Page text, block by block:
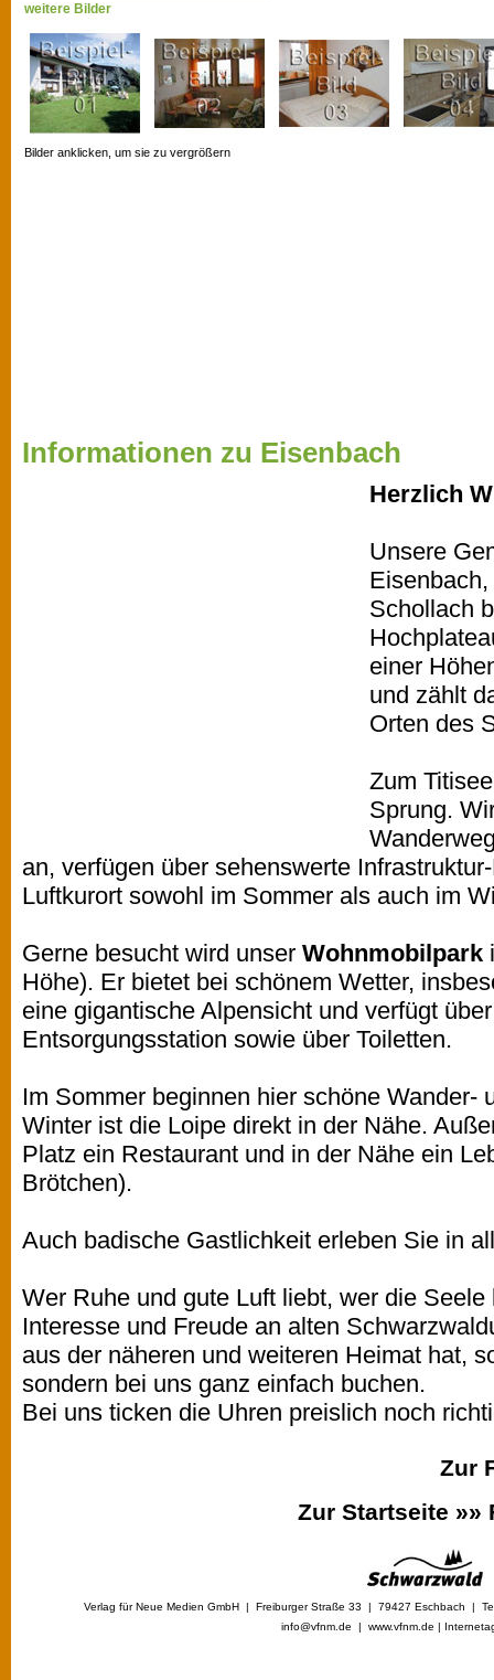
weitere Bilder
Bilder anklicken, um sie zu vergrößern
Informationen zu Eisenbach
Herzlich
Unsere
Schollach
einer
und zählt
Orten des
Zum
Sprung.
an, verfügen über sehenswerte
Luftkurort sowohl im Sommer als auch im
Gerne besucht wird unser Wohnmobilpark
Höhe). Er bietet bei schönem Wetter,
eine gigantische Alpensicht und verfügt
Entsorgungsstation sowie über Toiletten.
Im Sommer beginnen hier schöne Wander-
Winter ist die Loipe direkt in der Nähe.
Platz ein Restaurant und in der Nähe ein
Brötchen).
Auch badische Gastlichkeit erleben Sie in
Wer Ruhe und gute Luft liebt, wer die
Interesse und Freude an alten
aus der näheren und weiteren Heimat hat,
sondern bei uns ganz einfach buchen.
Bei uns ticken die Uhren preislich noch
Zur
Zur Startseite »»
Verlag für Neue Medien GmbH | Freiburger Straße 33 | 79427 Eschbach |
info@vfnm.de | www.vfnm.de |